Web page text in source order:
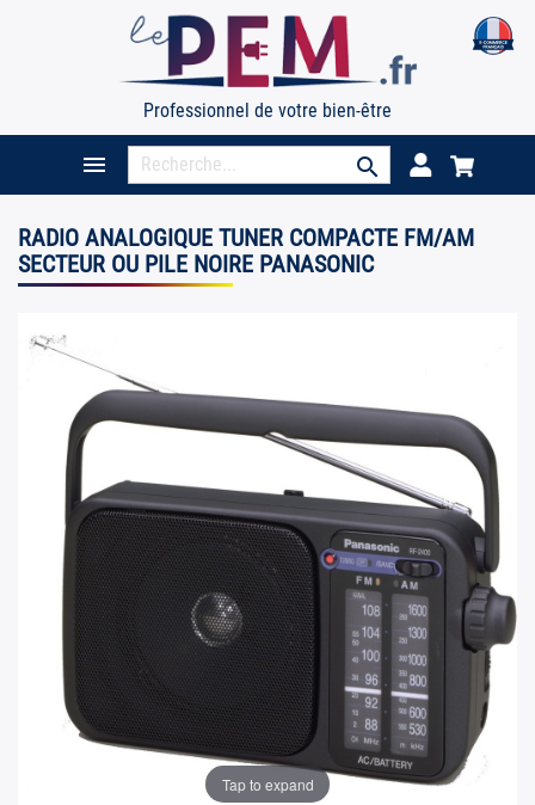
Professionnel de votre bien-être
 search
RADIO ANALOGIQUE TUNER COMPACTE FM/AM
SECTEUR OU PILE NOIRE PANASONIC
Tap to expand